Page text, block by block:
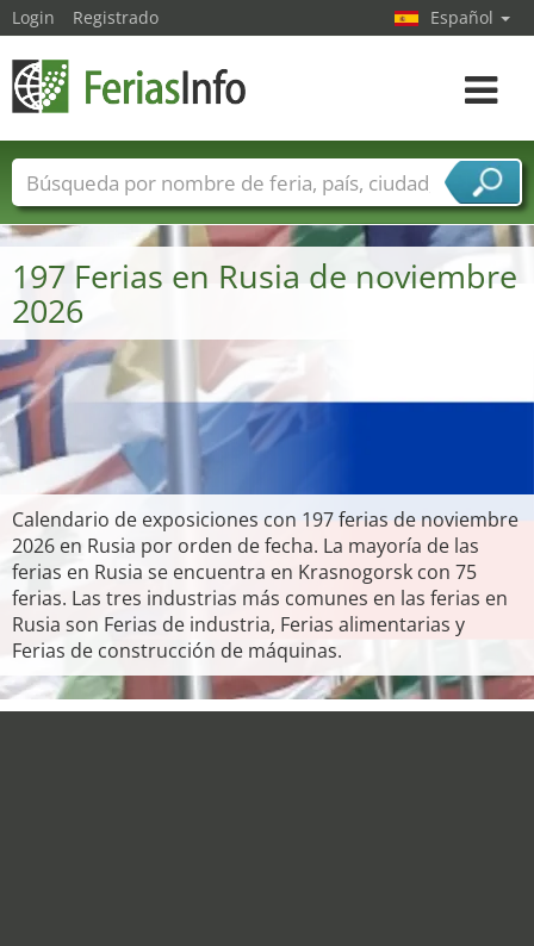
197 Ferias en Rusia de noviembre
2026
Calendario de exposiciones con 197 ferias de noviembre
2026 en Rusia por orden de fecha. La mayoría de las
ferias en Rusia se encuentra en Krasnogorsk con 75
ferias. Las tres industrias más comunes en las ferias en
Rusia son Ferias de industria, Ferias alimentarias y
Ferias de construcción de máquinas.
Login Registrado Español
toggle
Nombres de ferias Países
Ciudades
Sectores de ferias
Sectores de proveedor de servicios